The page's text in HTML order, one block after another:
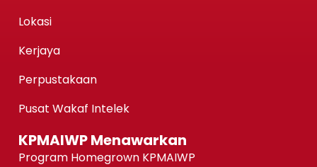
Lokasi
Kerjaya
Perpustakaan
Pusat Wakaf Intelek
KPMAIWP Menawarkan
Program Homegrown KPMAIWP